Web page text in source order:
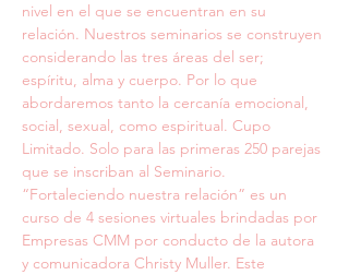
nivel en el que se encuentran en su
relación. Nuestros seminarios se construyen
considerando las tres áreas del ser;
espíritu, alma y cuerpo. Por lo que
abordaremos tanto la cercanía emocional,
social, sexual, como espiritual. Cupo
Limitado. Solo para las primeras 250 parejas
que se inscriban al Seminario.
“Fortaleciendo nuestra relación” es un
curso de 4 sesiones virtuales brindadas por
Empresas CMM por conducto de la autora
y comunicadora Christy Muller. Este